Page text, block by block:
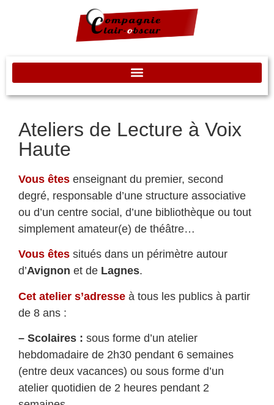
Ateliers de Lecture à Voix
Haute
Vous êtes enseignant du premier, second
degré, responsable d’une structure associative
ou d’un centre social, d’une bibliothèque ou tout
simplement amateur(e) de théâtre…
Vous êtes situés dans un périmètre autour
d’Avignon et de Lagnes.
Cet atelier s’adresse à tous les publics à partir
de 8 ans :
– Scolaires : sous forme d’un atelier
hebdomadaire de 2h30 pendant 6 semaines
(entre deux vacances) ou sous forme d’un
atelier quotidien de 2 heures pendant 2